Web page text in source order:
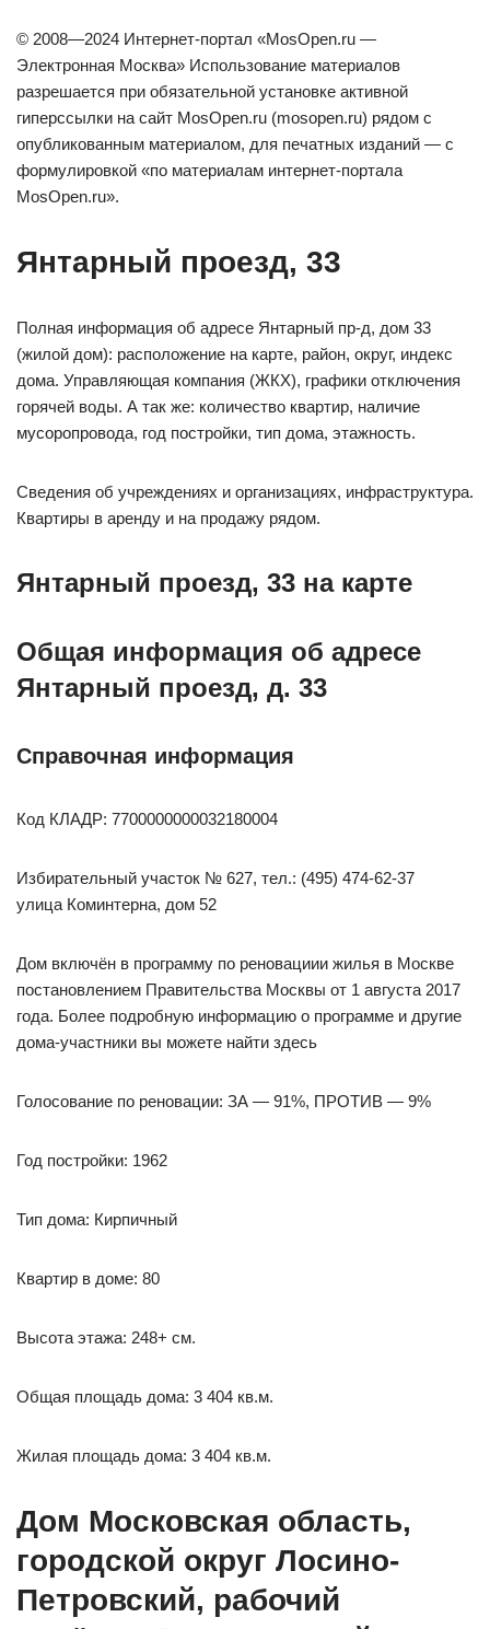
© 2008—2024 Интернет-портал «MosOpen.ru —
Электронная Москва» Использование материалов
разрешается при обязательной установке активной
гиперссылки на сайт MosOpen.ru (mosopen.ru) рядом с
опубликованным материалом, для печатных изданий — с
формулировкой «по материалам интернет-портала
MosOpen.ru».
Янтарный проезд, 33
Полная информация об адресе Янтарный пр-д, дом 33
(жилой дом): расположение на карте, район, округ, индекс
дома. Управляющая компания (ЖКХ), графики отключения
горячей воды. А так же: количество квартир, наличие
мусоропровода, год постройки, тип дома, этажность.
Сведения об учреждениях и организациях, инфраструктура.
Квартиры в аренду и на продажу рядом.
Янтарный проезд, 33 на карте
Общая информация об адресе
Янтарный проезд, д. 33
Справочная информация
Код КЛАДР: 7700000000032180004
Избирательный участок № 627, тел.: (495) 474-62-37
улица Коминтерна, дом 52
Дом включён в программу по реновациии жилья в Москве
постановлением Правительства Москвы от 1 августа 2017
года. Более подробную информацию о программе и другие
дома-участники вы можете найти здесь
Голосование по реновации: ЗА — 91%, ПРОТИВ — 9%
Год постройки: 1962
Тип дома: Кирпичный
Квартир в доме: 80
Высота этажа: 248+ см.
Общая площадь дома: 3 404 кв.м.
Жилая площадь дома: 3 404 кв.м.
Дом Московская область,
городской округ Лосино-
Петровский, рабочий